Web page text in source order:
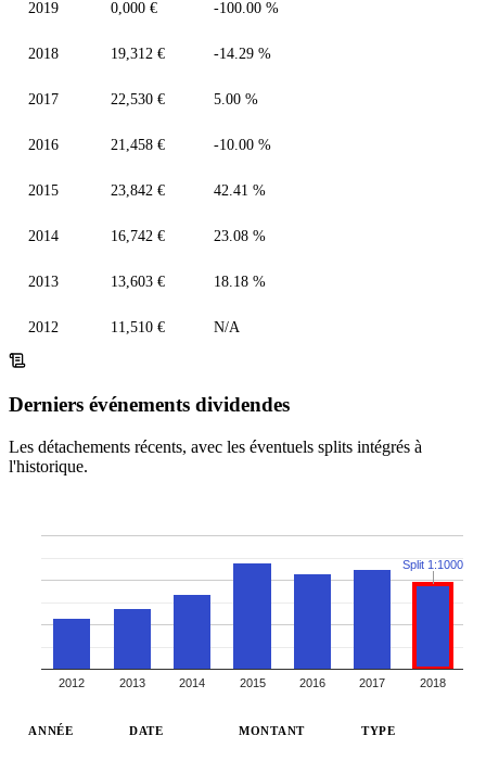
2019 0,000 € -100.00 %
2018 19,312 € -14.29 %
2017 22,530 € 5.00 %
2016 21,458 € -10.00 %
2015 23,842 € 42.41 %
2014 16,742 € 23.08 %
2013 13,603 € 18.18 %
2012 11,510 € N/A
Derniers événements dividendes
Les détachements récents, avec les éventuels splits intégrés à
l'historique.
2012 2013 2014 2015 2016 2017 2018
Split 1:1000
ANNÉE DATE MONTANT TYPE